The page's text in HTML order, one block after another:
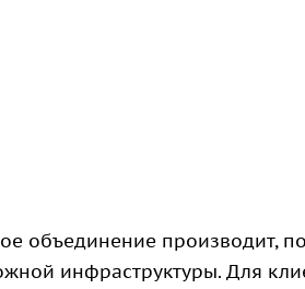
объединение производит,
инфраструктуры. Для